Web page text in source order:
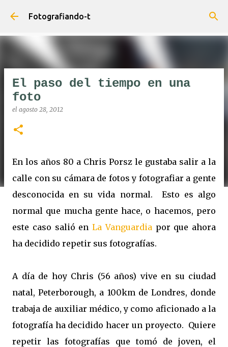
Ir al contenido principal
Fotografiando-t
El paso del tiempo en una
foto
el agosto 28, 2012
En los años 80 a Chris Porsz le gustaba salir a la
calle con su cámara de fotos y fotografiar a gente
desconocida en su vida normal. Esto es algo
normal que mucha gente hace, o hacemos, pero
este caso salió en La Vanguardiapor que ahora
ha decidido repetir sus fotografías.
A día de hoy Chris (56 años) vive en su ciudad
natal, Peterborough, a 100km de Londres, donde
trabaja de auxiliar médico, y como aficionado a la
fotografía ha decidido hacer un proyecto. Quiere
repetir las fotografías que tomó de joven, el